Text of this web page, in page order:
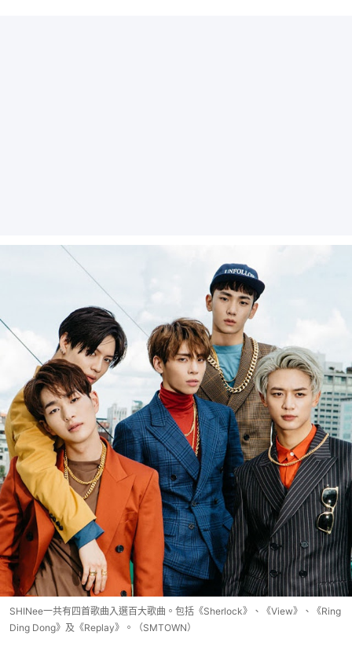
SHINee一共有四首歌曲入選百大歌曲。包括《Sherlock》、《View》、《Ring
Ding Dong》及《Replay》。（SMTOWN）